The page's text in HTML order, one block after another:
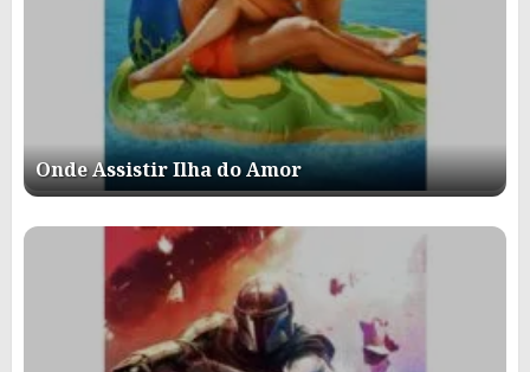
Onde Assistir Ilha do Amor